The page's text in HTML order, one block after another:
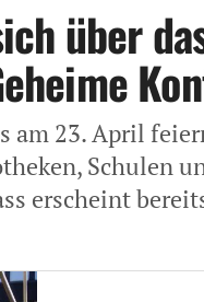
über
am 23. April
Schulen
erscheint